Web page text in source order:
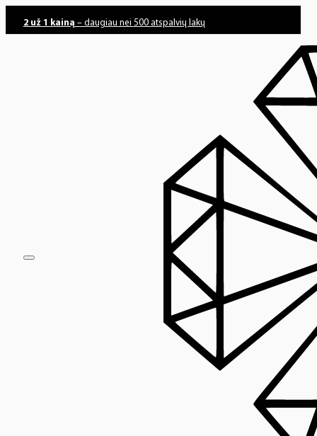
2 už 1 kainą – daugiau nei 500 atspalvių lakų